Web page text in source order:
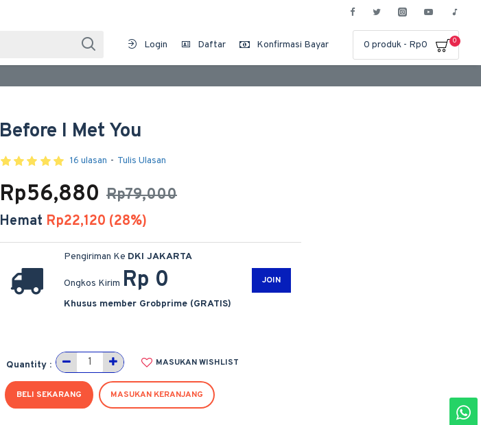
Login Daftar Konfirmasi Bayar 0 produk - Rp0 0
Before I Met You
16 ulasan - Tulis Ulasan
Rp79,000
Rp56,880
Hemat Rp22,120 (28%)
Pengiriman Ke DKI JAKARTA
Ongkos Kirim Rp 0
Khusus member Grobprime (GRATIS)
JOIN
Quantity : MASUKAN WISHLIST
BELI SEKARANG MASUKAN KERANJANG